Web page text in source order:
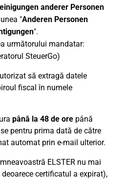
anderer Personen
"Anderen Personen
".
următorului mandatar:
SteuerGo)
să extragă datele
fiscal în numele
până la 48 de ore până
pentru prima dată de către
automat prin e-mail ulterior.
ELSTER nu mai
certificatul a expirat),